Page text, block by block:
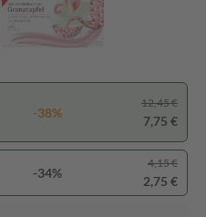
-38%
12,45 €
7,75 €
-34%
4,15 €
2,75 €